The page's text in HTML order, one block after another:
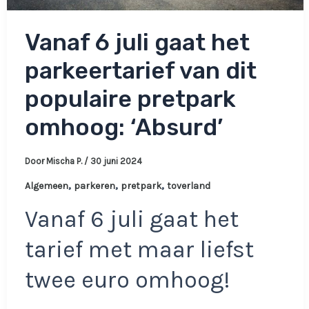
Vanaf 6 juli gaat het
parkeertarief van dit
populaire pretpark
omhoog: ‘Absurd’
Door Mischa P. / 30 juni 2024
Algemeen, parkeren, pretpark, toverland
Vanaf 6 juli gaat het
tarief met maar liefst
twee euro omhoog!